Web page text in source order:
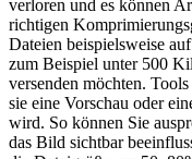
verloren und es können
richtigen
Dateien beispielsweise
zum Beispiel unter 500
versenden möchten.
sie eine Vorschau oder
wird. So können Sie
das Bild sichtbar